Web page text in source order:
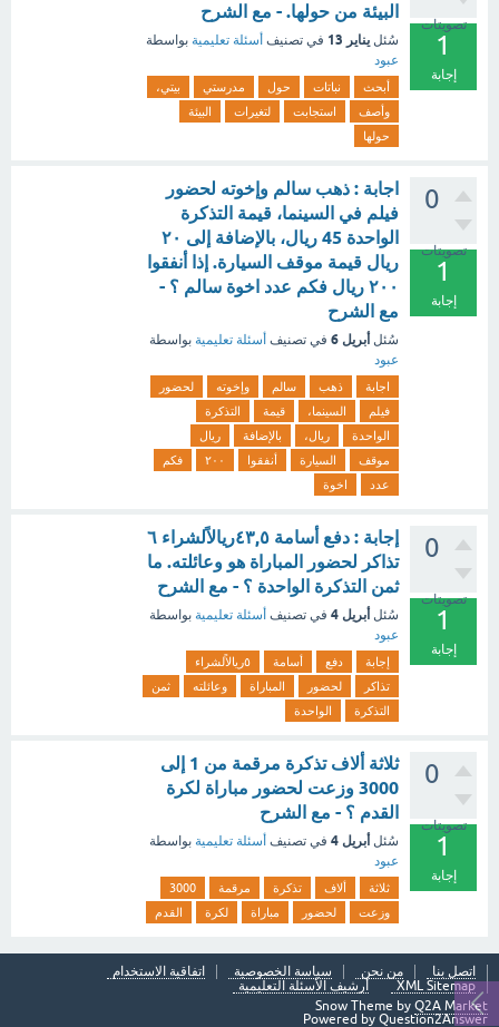
تصويتات
1
إجابة
البيئة من حولها. - مع الشرح
سُئل يناير 13 في تصنيف أسئلة تعليمية بواسطة
عبود
أبحث نباتات حول مدرستي
بيتي،
وأصف
استجابت لتغيرات
البيئة
حولها
0
تصويتات
1
إجابة
اجابة : ذهب سالم وإخوته لحضور
فيلم في السينما، قيمة التذكرة
الواحدة 45 ريال، بالإضافة إلى ٢٠
ريال قيمة موقف السيارة. إذا أنفقوا
٢٠٠ ريال فكم عدد اخوة سالم ؟ -
مع الشرح
سُئل أبريل 6 في تصنيف أسئلة تعليمية بواسطة
عبود
اجابة ذهب سالم وإخوته
لحضور
فيلم
السينما، قيمة
التذكرة
الواحدة
ريال، بالإضافة
ريال
موقف
السيارة أنفقوا ٢٠٠
فكم
عدد
اخوة
0
تصويتات
1
إجابة
إجابة : دفع أسامة ٤٣,٥ريالاًلشراء ٦
تذاكر لحضور المباراة هو وعائلته. ما
ثمن التذكرة الواحدة ؟ - مع الشرح
سُئل أبريل 4 في تصنيف أسئلة تعليمية بواسطة
عبود
إجابة دفع أسامة
٥ريالاًلشراء
تذاكر
لحضور المباراة وعائلته
ثمن
التذكرة
الواحدة
0
تصويتات
1
إجابة
ثلاثة ألاف تذكرة مرقمة من 1 إلى
3000 وزعت لحضور مباراة لكرة
القدم ؟ - مع الشرح
سُئل أبريل 4 في تصنيف أسئلة تعليمية بواسطة
عبود
ثلاثة ألاف تذكرة مرقمة
3000
وزعت
لحضور مباراة لكرة القدم
اتصل بنا من نحن سياسة الخصوصية
اتفاقية الاستخدام
XML Sitemap
أرشيف الأسئلة التعليمية
Snow Theme by Q2A Market
Powered by Question2Answer